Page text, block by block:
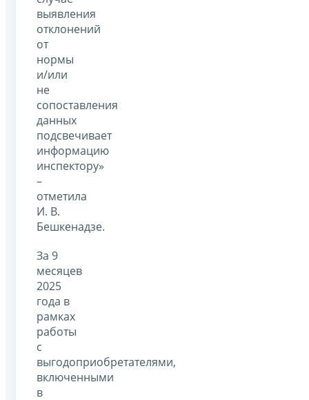
выявления
отклонений
от
нормы
и/или
не
сопоставления
данных
подсвечивает
информацию
инспектору»
–
отметила
И. В.
Бешкенадзе.
За 9
месяцев
2025
года в
рамках
работы
с
выгодоприобретателями,
включенными
в